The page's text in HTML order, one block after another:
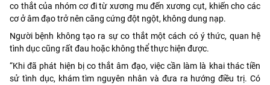
co thắt của nhóm cơ đi từ xương mu đến xương cụt, khiến cho các
cơ ở âm đạo trở nên căng cứng đột ngột, không dung nạp.
Người bệnh không tạo ra sự co thắt một cách có ý thức, quan hệ
tình dục cũng rất đau hoặc không thể thực hiện được.
“Khi đã phát hiện bị co thắt âm đạo, việc cần làm là khai thác tiền
sử tình dục, khám tìm nguyên nhân và đưa ra hướng điều trị. Có